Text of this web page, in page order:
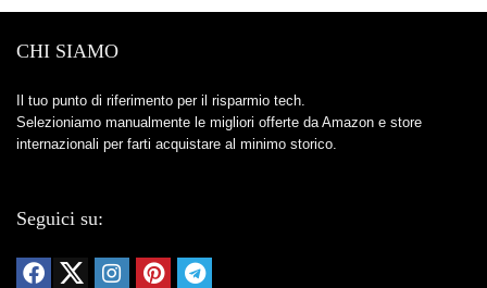
CHI SIAMO
Il tuo punto di riferimento per il risparmio tech.
Selezioniamo manualmente le migliori offerte da Amazon e store
internazionali per farti acquistare al minimo storico.
Seguici su: